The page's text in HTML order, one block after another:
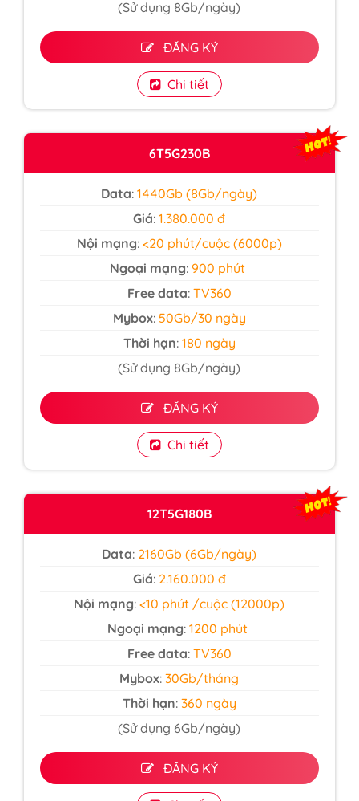
(Sử dụng 8Gb/ngày)
ĐĂNG KÝ
Chi tiết
6T5G230B
Data: 1440Gb (8Gb/ngày)
Giá:1.380.000 đ
Nội mạng: <20 phút/cuộc (6000p)
Ngoại mạng:900 phút
Free data: TV360
Mybox: 50Gb/30 ngày
Thời hạn:180 ngày
(Sử dụng 8Gb/ngày)
ĐĂNG KÝ
Chi tiết
12T5G180B
Data: 2160Gb (6Gb/ngày)
Giá: 2.160.000 đ
Nội mạng:<10 phút /cuộc (12000p)
Ngoại mạng: 1200 phút
Free data: TV360
Mybox:30Gb/tháng
Thời hạn:360 ngày
(Sử dụng 6Gb/ngày)
ĐĂNG KÝ